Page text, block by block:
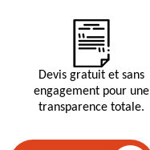
Devis gratuit et sans
engagement pour une
transparence totale.